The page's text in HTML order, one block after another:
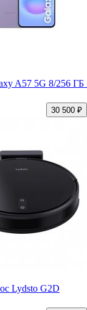
A57 5G 8/256
30 500 ₽
Lydsto G2D